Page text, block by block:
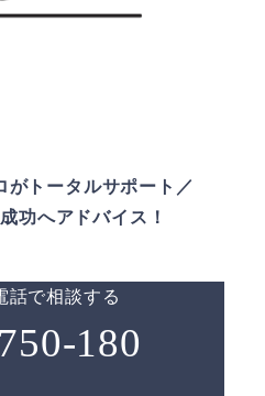
がトータルサポート／
功へアドバイス！
話で相談する
180